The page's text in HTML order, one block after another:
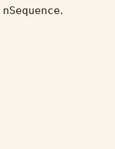
nSequence.